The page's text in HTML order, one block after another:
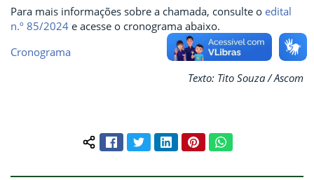
Para mais informações sobre a chamada, consulte o edital
n.º 85/2024 e acesse o cronograma abaixo.
Cronograma
Texto: Tito Souza / Ascom
Compartilhar conteúdo:
FacebookTwitterLinkedInPinterestWhatsApp